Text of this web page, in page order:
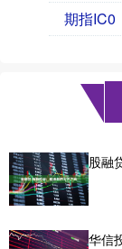
期指IC0
股融
华信